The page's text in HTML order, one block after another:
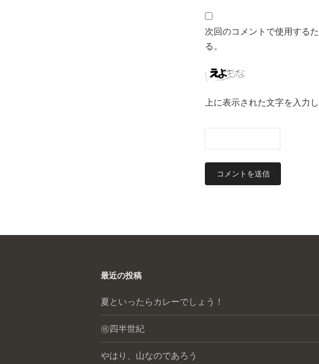
次回のコメントで使用する
る。
上に表示された文字を入力
最近の投稿
夏といったらカレーでしょう！
㊗️四半世紀
やはり、山なのであろう